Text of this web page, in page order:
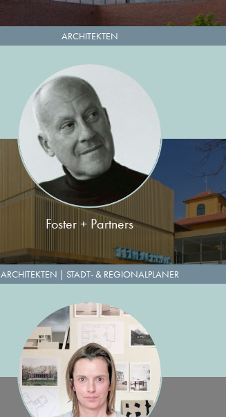
ARCHITEKTEN
Foster + Partners
ARCHITEKTEN | STADT- & REGIONALPLANER